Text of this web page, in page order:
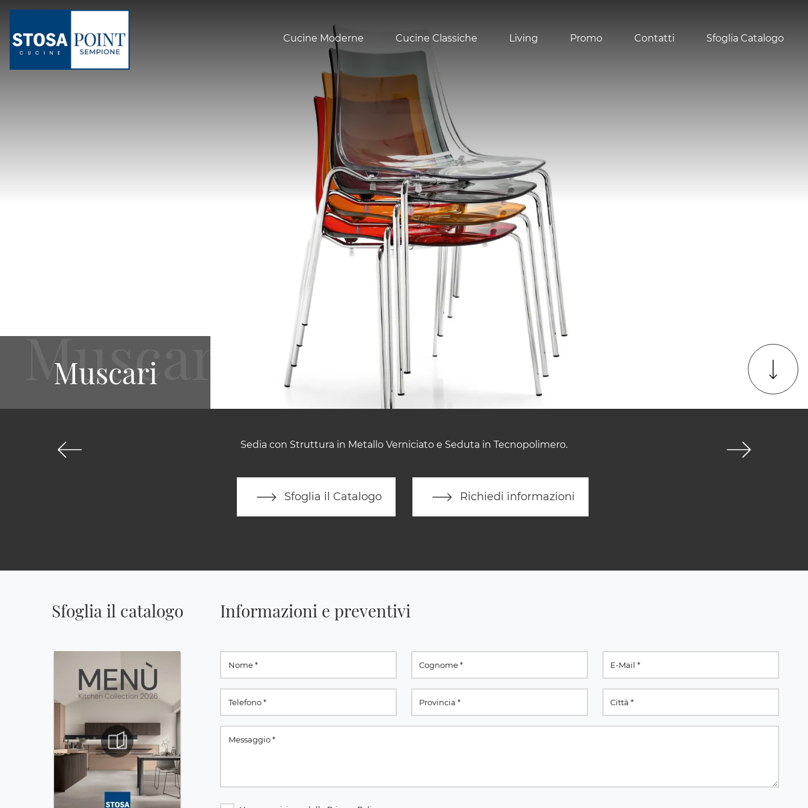
Cucine Moderne Cucine Classiche Living Promo Contatti Sfoglia Catalogo
Sedia con Struttura in Metallo Verniciato e Seduta in Tecnopolimero.
Sfoglia il Catalogo Richiedi informazioni
Muscari
Sfoglia il catalogo Informazioni e preventivi